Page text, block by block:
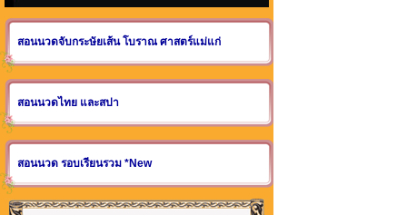
สอนนวดจับกระษัยเส้น โบราณ ศาสตร์แม่แก่
สอนนวดไทย และสปา
สอนนวด รอบเรียนรวม *New